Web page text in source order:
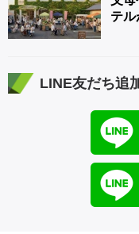
テ
LINE友だち追